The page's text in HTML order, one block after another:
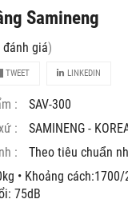
Samineng
đánh giá)
TWEET LINKEDIN
:
SAV-300
:
SAMINENG -
:
Theo tiêu chuẩn
• Khoảng
75dB